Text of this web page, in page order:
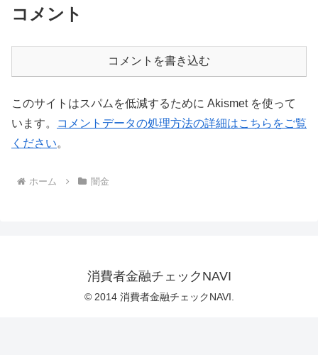
コメント
コメントを書き込む
このサイトはスパムを低減するために Akismet を使って
います。
コメントデータの処理方法の詳細はこちらをご覧
ください。
ホーム 闇金
消費者金融チェックNAVI
© 2014 消費者金融チェックNAVI.